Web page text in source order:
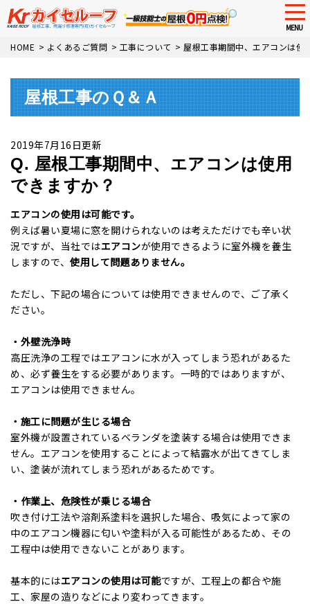
Skip
content
MENU
HOME > よくあるご質問 > 工事について > 屋根工事期間中、エアコンは使
屋根工事のＱ＆Ａ
2019年7月16日更新
Q. 屋根工事期間中、エアコンは使用
できますか？
エアコンの使用は可能です。
例えば暑い夏場に窓を開けられないのは考えただけでも辛い状
況ですが、当社ではエアコンが使用できるように室外機を養生
しますので、 使用して問題ありません。
ただし、下記の場合については使用できませんので、ご了承く
ださい。
・外壁洗浄時
高圧洗浄の工程ではエアコンに水が入ってしまう恐れがあるた
め、必ず養生をする必要があります。一時的ではありますが、
エアコンは使用できません。
・施工に問題が生じる場合
室外機が設置されているベランダを塗装する場合は使用できま
せん。エアコンを使用することによって結露水が出てきてしま
い、塗装が流れてしまう恐れがあるためです。
・作業上、危険性が乗じる場合
吹き付け工法や溶剤系塗料を選択した場合、吸気によって家の
中のエアコン機器に匂いや塗料が入る可能性があるため、その
工程中は使用できないことがあります。
基本的にはエアコンの使用は可能ですが、工程上の都合や施
工、家屋の造りなどにより変わってきます。